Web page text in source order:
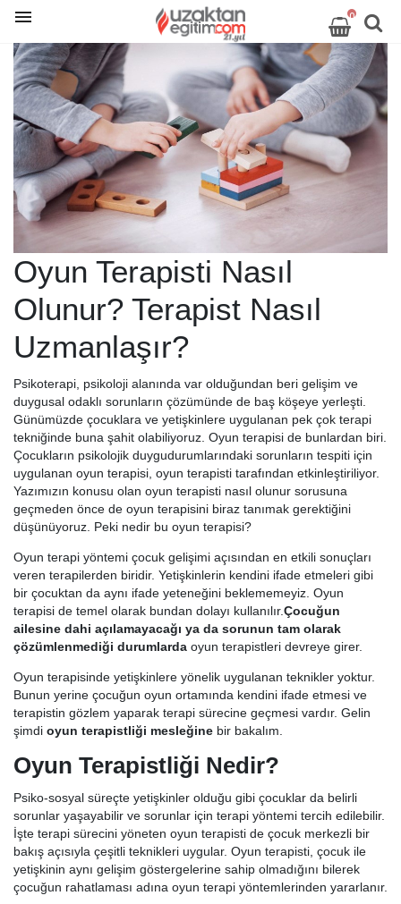
0
Oyun Terapisti Nasıl
Olunur? Terapist Nasıl
Uzmanlaşır?
Psikoterapi, psikoloji alanında var olduğundan beri gelişim ve
duygusal odaklı sorunların çözümünde de baş köşeye yerleşti.
Günümüzde çocuklara ve yetişkinlere uygulanan pek çok terapi
tekniğinde buna şahit olabiliyoruz. Oyun terapisi de bunlardan biri.
Çocukların psikolojik duygudurumlarındaki sorunların tespiti için
uygulanan oyun terapisi, oyun terapisti tarafından etkinleştiriliyor.
Yazımızın konusu olan oyun terapisti nasıl olunur sorusuna
geçmeden önce de oyun terapisini biraz tanımak gerektiğini
düşünüyoruz. Peki nedir bu oyun terapisi?
Oyun terapi yöntemi çocuk gelişimi açısından en etkili sonuçları
veren terapilerden biridir. Yetişkinlerin kendini ifade etmeleri gibi
bir çocuktan da aynı ifade yeteneğini beklememeyiz. Oyun
terapisi de temel olarak bundan dolayı kullanılır.Çocuğun
ailesine dahi açılamayacağı ya da sorunun tam olarak
çözümlenmediği durumlarda oyun terapistleri devreye girer.
Oyun terapisinde yetişkinlere yönelik uygulanan teknikler yoktur.
Bunun yerine çocuğun oyun ortamında kendini ifade etmesi ve
terapistin gözlem yaparak terapi sürecine geçmesi vardır. Gelin
şimdi oyun terapistliği mesleğine bir bakalım.
Oyun Terapistliği Nedir?
Psiko-sosyal süreçte yetişkinler olduğu gibi çocuklar da belirli
sorunlar yaşayabilir ve sorunlar için terapi yöntemi tercih edilebilir.
İşte terapi sürecini yöneten oyun terapisti de çocuk merkezli bir
bakış açısıyla çeşitli teknikleri uygular. Oyun terapisti, çocuk ile
yetişkinin aynı gelişim göstergelerine sahip olmadığını bilerek
çocuğun rahatlaması adına oyun terapi yöntemlerinden yararlanır.